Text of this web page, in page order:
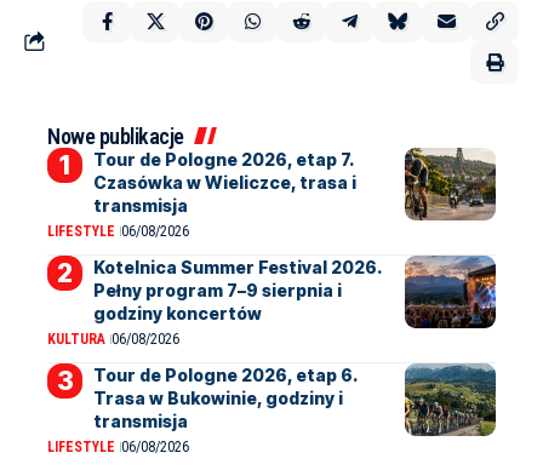
Nowe publikacje
Tour de Pologne 2026, etap 7.
Czasówka w Wieliczce, trasa i
transmisja
LIFESTYLE 06/08/2026
Kotelnica Summer Festival 2026.
Pełny program 7–9 sierpnia i
godziny koncertów
KULTURA 06/08/2026
Tour de Pologne 2026, etap 6.
Trasa w Bukowinie, godziny i
transmisja
LIFESTYLE 06/08/2026